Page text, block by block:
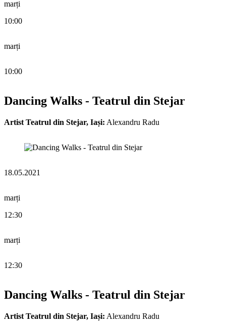
marți
10:00
marți
10:00
Dancing Walks - Teatrul din Stejar
Artist Teatrul din Stejar, Iași: Alexandru Radu
18.05.2021
marți
12:30
marți
12:30
Dancing Walks - Teatrul din Stejar
Artist Teatrul din Stejar, Iași: Alexandru Radu